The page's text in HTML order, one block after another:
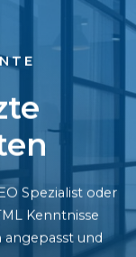
Spezialist oder
Kenntnisse
und